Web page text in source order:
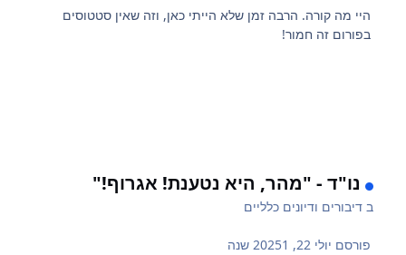
היי מה קורה. הרבה זמן שלא הייתי כאן, וזה שאין סטטוסים
בפורום זה חמור!
נו"ד - "מהר, היא נטענת! אגרוף!"
בדיבורים ודיונים כלליים
פורסם יולי 22, 2025 1 שנה